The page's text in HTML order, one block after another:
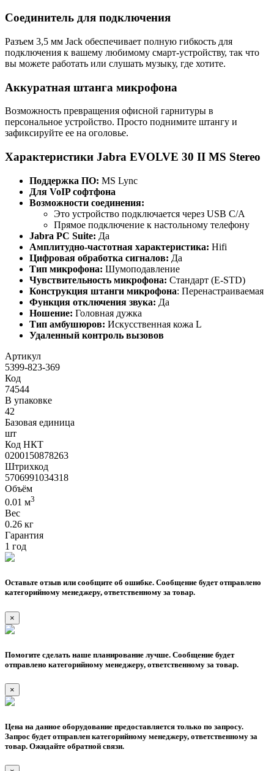
Соединитель для подключения
Разъем 3,5 мм Jack обеспечивает полную гибкость для
подключения к вашему любимому смарт-устройству, так что
вы можете работать или слушать музыку, где хотите.
Аккуратная штанга микрофона
Возможность превращения офисной гарнитуры в
персональное устройство. Просто поднимите штангу и
зафиксируйте ее на оголовье.
Характеристики Jabra EVOLVE 30 II MS Stereo
Поддержка ПО: MS Lync
Для VoIP софтфона
Возможности соединения:
Это устройство подключается через USB C/A
Прямое подключение к настольному телефону
Jabra PC Suite: Да
Амплитудно-частотная характеристика: Hifi
Цифровая обработка сигналов: Да
Тип микрофона: Шумоподавление
Чувствительность микрофона: Стандарт (E-STD)
Конструкция штанги микрофона: Перенастраиваемая
Функция отключения звука: Да
Ношение: Головная дужка
Тип амбушюров: Искусственная кожа L
Удаленный контроль вызовов
Артикул
5399-823-369
Код
74544
В упаковке
42
Базовая единица
шт
Код НКТ
0200150878263
Штрихкод
5706991034318
Объём
0.01 м3
Вес
0.26 кг
Гарантия
1 год
Оставьте отзыв или сообщите об ошибке. Сообщение будет отправлено
категорийному менеджеру, ответственному за товар.
×
Помогите сделать наше планирование лучше. Сообщение будет
отправлено категорийному менеджеру, ответственному за товар.
×
Цена на данное оборудование предоставляется только по запросу.
Запрос будет отправлен категорийному менеджеру, ответственному за
товар. Ожидайте обратной связи.